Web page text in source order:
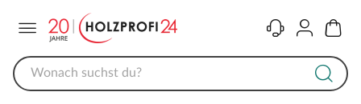
KontaktKonto